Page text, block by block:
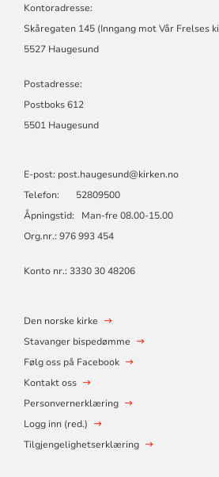
Kontoradresse:
Skåregaten 145 (Inngang mot Vår Frelses
5527 Haugesund
Postadresse:
Postboks 612
5501 Haugesund
E-post: post.haugesund@kirken.no
Telefon: 52809500
Åpningstid: Man-fre 08.00-15.00
Org.nr.: 976 993 454
Konto nr.: 3330 30 48206
Den norske kirke
Stavanger bispedømme
Følg oss på Facebook
Kontakt oss
Personvernerklæring
Logg inn (red.)
Tilgjengelighetserklæring